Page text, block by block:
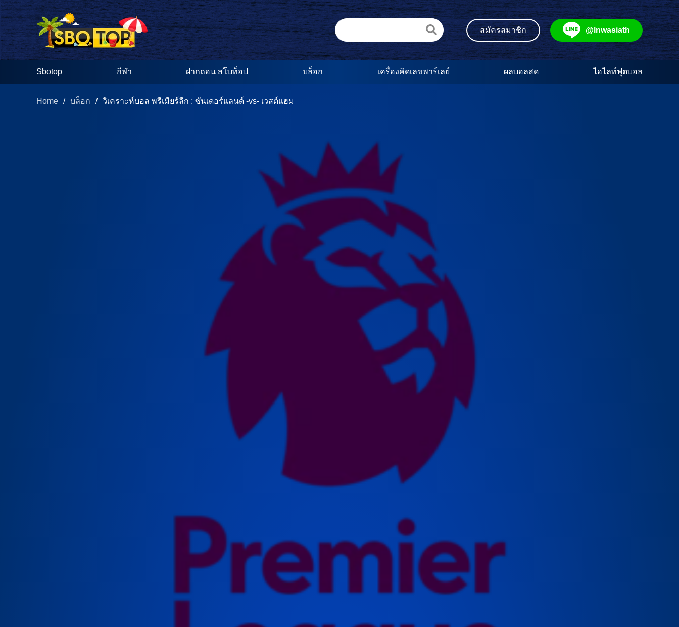
สมัครสมาชิก @lnwasiath
Sbotop กีฬา ฝากถอน สโบท็อป บล็อก เครื่องคิดเลขพาร์เลย์ ผลบอลสด ไฮไลท์ฟุตบอล
Home / บล็อก / วิเคราะห์บอล พรีเมียร์ลีก : ซันเดอร์แลนด์ -vs- เวสต์แฮม